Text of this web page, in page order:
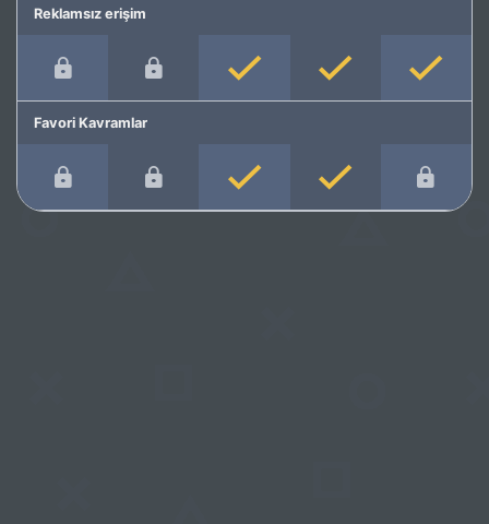
Reklamsız erişim
Favori Kavramlar